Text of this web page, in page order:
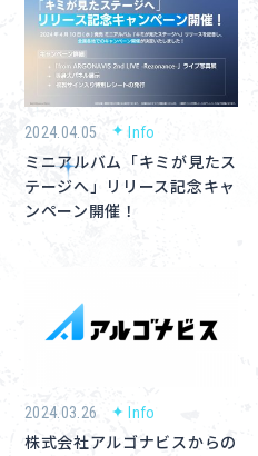
2024.04.05 Info
ミニアルバム「キミが見たス
テージへ」リリース記念キャ
ンペーン開催！
2024.03.26 Info
株式会社アルゴナビスからの